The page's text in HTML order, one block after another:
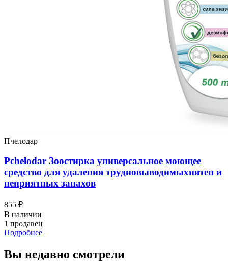
Пчелодар
Pchelodar Зоостирка универсальное моющее
средство для удаления трудновыводимыхпятен и
неприятных запахов
855 ₽
В наличии
1 продавец
Подробнее
Вы недавно смотрели